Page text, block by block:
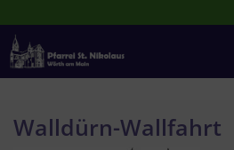
Inhalt
springen
Walldürn-Wallfahrt